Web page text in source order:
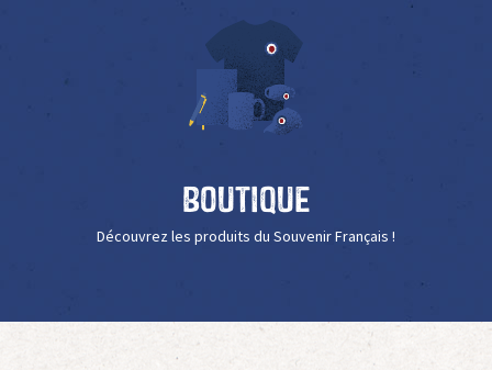
Boutique
Découvrez les produits du Souvenir Français !